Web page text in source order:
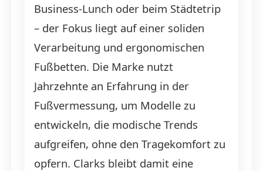
Business-Lunch oder beim Städtetrip
– der Fokus liegt auf einer soliden
Verarbeitung und ergonomischen
Fußbetten. Die Marke nutzt
Jahrzehnte an Erfahrung in der
Fußvermessung, um Modelle zu
entwickeln, die modische Trends
aufgreifen, ohne den Tragekomfort zu
opfern. Clarks bleibt damit eine